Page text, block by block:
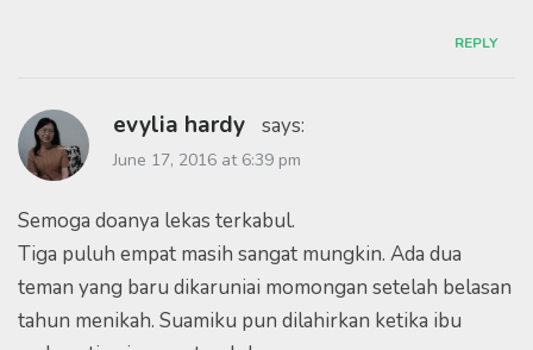
REPLY
evylia hardy says:
June 17, 2016 at 6:39 pm
Semoga doanya lekas terkabul.
Tiga puluh empat masih sangat mungkin. Ada dua
teman yang baru dikaruniai momongan setelah belasan
tahun menikah. Suamiku pun dilahirkan ketika ibu